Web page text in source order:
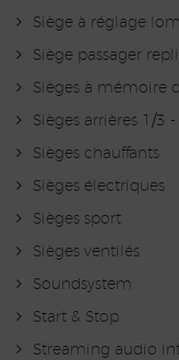
Siège à réglage
Siège passager
Sièges à mémoire
Sièges arrières 1/3 -
Sièges chauffants
Sièges électriques
Sièges sport
Sièges ventilés
Soundsystem
Start & Stop
Streaming audio